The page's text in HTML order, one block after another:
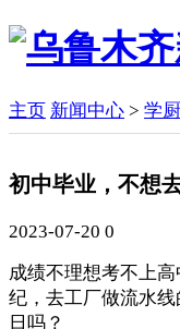
主页 新闻中心 > 学
初中毕业，不想
2023-07-20 0
成绩不理想考不上
纪，去工厂做流水
日吗？